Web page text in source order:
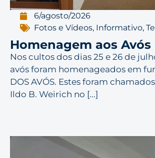
6/agosto/2026
Fotos e Vídeos, Informativo,
Homenagem aos Avós
Nos cultos dos dias 25 e 26 de
avós foram homenageados em
DOS AVÓS. Estes foram
Ildo B. Weirich no [...]